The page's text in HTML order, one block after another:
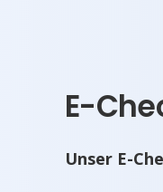
E-
Unser E-